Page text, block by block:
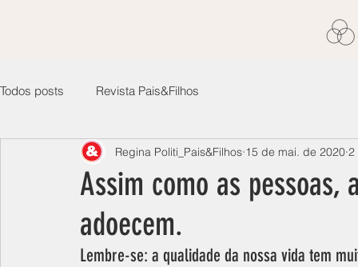
Todos posts Revista Pais&Filhos
Assim como as pessoas,
adoecem.
Regina Politi_Pais&Filhos 15 de mai. de 2020 2
Lembre-se: a qualidade da nossa vida tem